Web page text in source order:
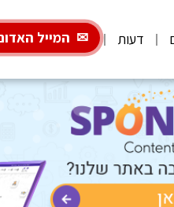
דעות המייל